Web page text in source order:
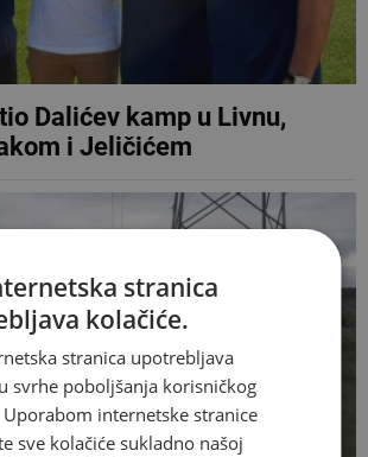
Dalićev kamp u Livnu,
i Jeličićem
stranica
kolačiće.
stranica upotrebljava
svrhe poboljšanja korisničkog
Uporabom internetske stranice
sve kolačiće sukladno našoj